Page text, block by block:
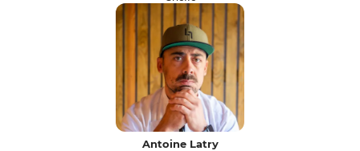
Antoine Latry